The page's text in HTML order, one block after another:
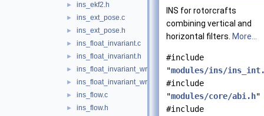
► ins_ekf2.h
► ins_ext_pose.c
► ins_ext_pose.h
► ins_float_invariant.c
► ins_float_invariant.h
► ins_float_invariant_wrapper.c
► ins_float_invariant_wrapper.h
► ins_flow.c
► ins_flow.h
INS for rotorcrafts
combining vertical and
horizontal filters. More...
#include
"modules/ins/
#include
"modules/core/abi.h"
#include